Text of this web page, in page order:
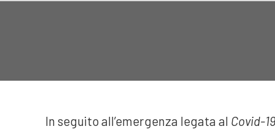
In seguito all’emergenza legata al Covid-19